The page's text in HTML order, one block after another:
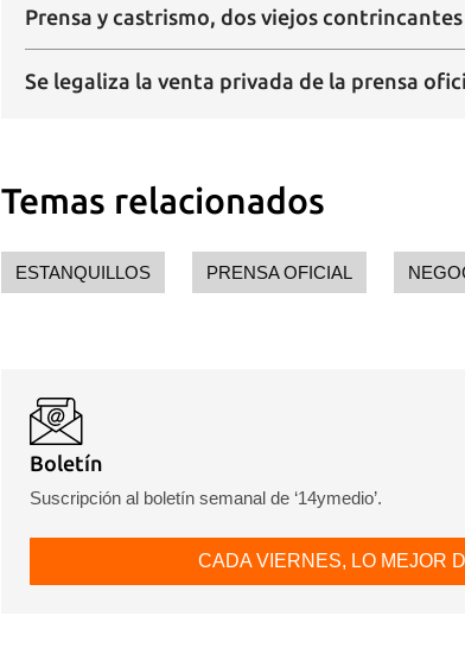
Prensa y castrismo, dos viejos contrincantes
Se legaliza la venta privada de la prensa
Temas relacionados
ESTANQUILLOS PRENSA OFICIAL
Boletín
Suscripción al boletín semanal de ‘14ymedio’.
CADA VIERNES, LO MEJOR